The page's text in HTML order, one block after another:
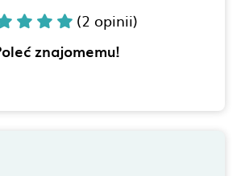
(2 opinii)
znajomemu!